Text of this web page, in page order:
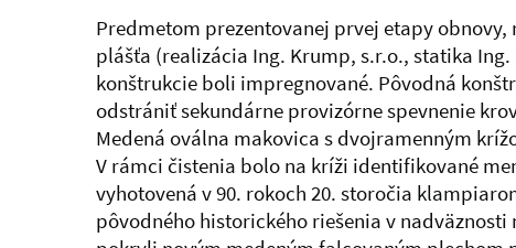
Predmetom prezentovanej prvej etapy
plášťa (realizácia Ing. Krump, s.r.o., statika
konštrukcie boli impregnované. Pôvodná
odstrániť sekundárne provizórne spevnenie
Medená oválna makovica s dvojramenným
V rámci čistenia bolo na kríži identifikované
vyhotovená v 90. rokoch 20. storočia
pôvodného historického riešenia v